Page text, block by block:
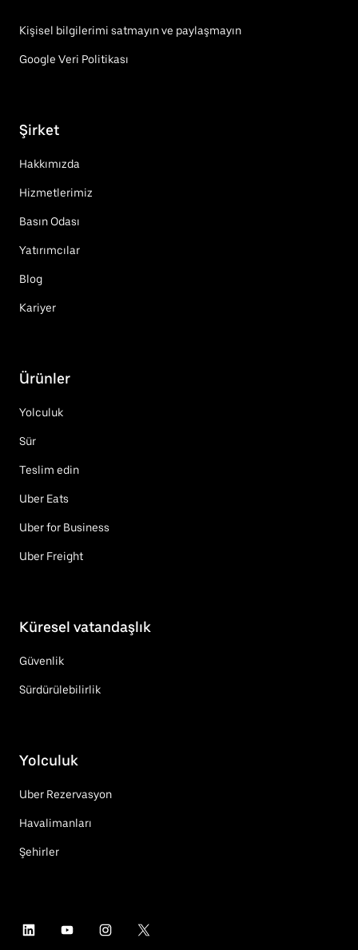
Kişisel bilgilerimi satmayın ve paylaşmayın
Google Veri Politikası
Şirket
Hakkımızda
Hizmetlerimiz
Basın Odası
Yatırımcılar
Blog
Kariyer
Ürünler
Yolculuk
Sür
Teslim edin
Uber Eats
Uber for Business
Uber Freight
Küresel vatandaşlık
Güvenlik
Sürdürülebilirlik
Yolculuk
Uber Rezervasyon
Havalimanları
Şehirler